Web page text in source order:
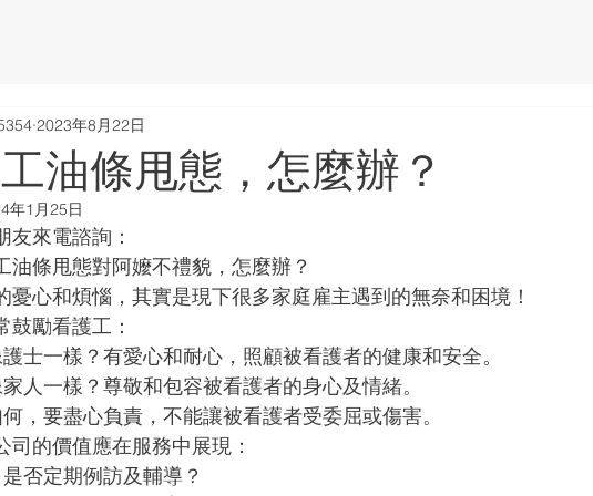
油條甩態，怎麼辦？
2023年8月22日
年1月25日
友來電諮詢：
油條甩態對阿嬤不禮貌，怎麼辦？
憂心和煩惱，其實是現下很多家庭雇主遇到的無奈和困境！
鼓勵看護工：
士一樣？有愛心和耐心，照顧被看護者的健康和安全。
人一樣？尊敬和包容被看護者的身心及情緒。
，要盡心負責，不能讓被看護者受委屈或傷害。
司的價值應在服務中展現：
否定期例訪及輔導？